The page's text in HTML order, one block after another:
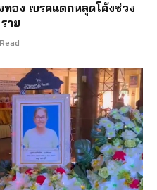
อง เบรคแตกหลุดโค้งช่วง
าย